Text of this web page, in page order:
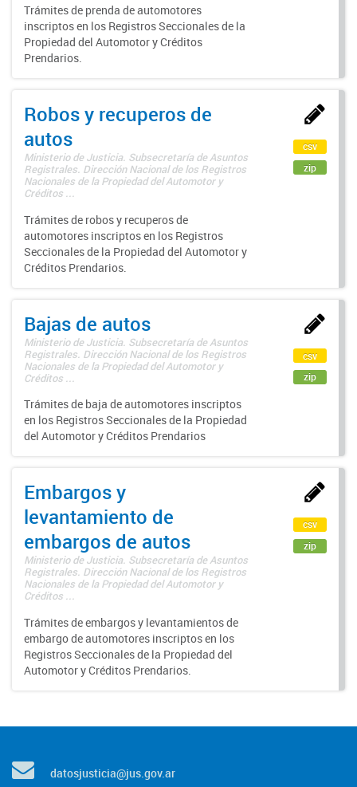
Trámites de prenda de automotores
inscriptos en los Registros Seccionales de la
Propiedad del Automotor y Créditos
Prendarios.
Robos y recuperos de
autos
Ministerio de Justicia. Subsecretaría de Asuntos
Registrales. Dirección Nacional de los Registros
Nacionales de la Propiedad del Automotor y
Créditos ...
Trámites de robos y recuperos de
automotores inscriptos en los Registros
Seccionales de la Propiedad del Automotor y
Créditos Prendarios.
csv
zip
Bajas de autos
Ministerio de Justicia. Subsecretaría de Asuntos
Registrales. Dirección Nacional de los Registros
Nacionales de la Propiedad del Automotor y
Créditos ...
Trámites de baja de automotores inscriptos
en los Registros Seccionales de la Propiedad
del Automotor y Créditos Prendarios
csv
zip
Embargos y
levantamiento de
embargos de autos
Ministerio de Justicia. Subsecretaría de Asuntos
Registrales. Dirección Nacional de los Registros
Nacionales de la Propiedad del Automotor y
Créditos ...
Trámites de embargos y levantamientos de
embargo de automotores inscriptos en los
Registros Seccionales de la Propiedad del
Automotor y Créditos Prendarios.
csv
zip
datosjusticia@jus.gov.ar